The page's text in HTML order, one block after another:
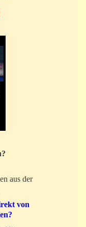
aus der
von